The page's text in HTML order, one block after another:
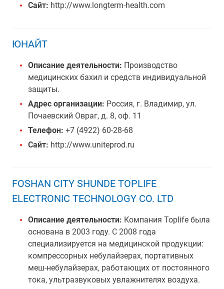
Сайт: http://www.longterm-health.com
ЮНАЙТ
Описание деятельности: Производство
медицинских бахил и средств индивидуальной
защиты.
Адрес организации: Россия, г. Владимир, ул.
Почаевский Овраг, д. 8, оф. 11
Телефон: +7 (4922) 60-28-68
Сайт: http://www.uniteprod.ru
FOSHAN CITY SHUNDE TOPLIFE
ELECTRONIC TECHNOLOGY CO. LTD
Описание деятельности: Компания Toplife была
основана в 2003 году. С 2008 года
специализируется на медицинской продукции:
компрессорных небулайзерах, портативных
меш-небулайзерах, работающих от постоянного
тока, ультразвуковых увлажнителях воздуха.